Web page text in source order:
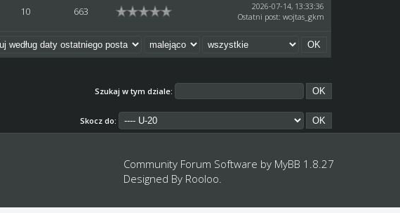
10 663
2026-07-14, 13:33:36
Ostatni post:wojtas_gkm
Szukaj w tym dziale:
Skocz do:
Community Forum Software by MyBB 1.8.27
Designed By Rooloo.